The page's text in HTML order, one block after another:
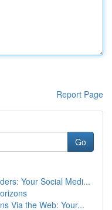
Report Page
Go
Your Social Medi...
Via the Web: Your...